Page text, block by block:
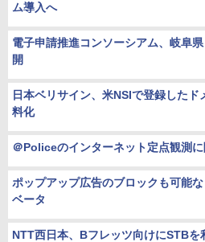
ム導入へ
電子申請推進コンソーシアム、岐阜
開
日本ベリサイン、米NSIで登録した
料化
＠Policeのインターネット定点観測
ポップアップ広告のブロックも可能
ベータ
NTT西日本、Bフレッツ向けにSTB